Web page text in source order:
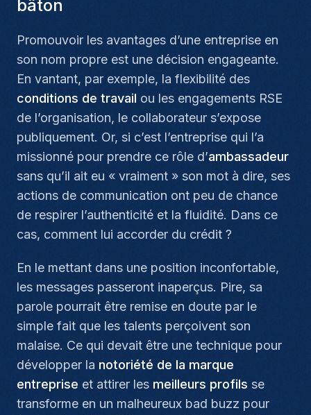
bâton
Promouvoir les avantages d’une entreprise en
son nom propre est une décision engageante.
En vantant, par exemple, la flexibilité des
conditions de travail ou les engagements RSE
de l’organisation, le collaborateur s’expose
publiquement. Or, si c’est l’entreprise qui l’a
missionné pour prendre ce rôle d’ambassadeur
sans qu’il ait eu « vraiment » son mot à dire, ses
actions de communication ont peu de chance
de respirer l’authenticité et la fluidité. Dans ce
cas, comment lui accorder du crédit ?
En le mettant dans une position inconfortable,
les messages passeront inaperçus. Pire, sa
parole pourrait être remise en doute par le
simple fait que les talents perçoivent son
malaise. Ce qui devait être une technique pour
développer la notoriété de la marque
entreprise et attirer les meilleurs profils se
transforme en un malheureux bad buzz pour